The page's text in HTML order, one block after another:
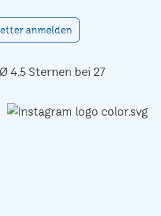
anmelden
4.5 Sternen bei 27